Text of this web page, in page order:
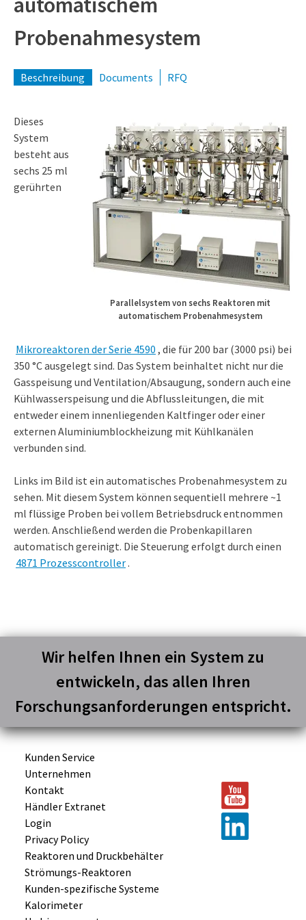
Probenahmesystem
Beschreibung Documents RFQ
Parallelsystem von sechs Reaktoren mit
automatischem Probenahmesystem
Dieses
System
besteht aus
sechs 25 ml
gerührten
Mikroreaktoren der Serie 4590 , die für 200 bar (3000 psi) bei
350 °C ausgelegt sind. Das System beinhaltet nicht nur die
Gasspeisung und Ventilation/Absaugung, sondern auch eine
Kühlwasserspeisung und die Abflussleitungen, die mit
entweder einem innenliegenden Kaltfinger oder einer
externen Aluminiumblockheizung mit Kühlkanälen
verbunden sind.
Links im Bild ist ein automatisches Probenahmesystem zu
sehen. Mit diesem System können sequentiell mehrere ~1
ml flüssige Proben bei vollem Betriebsdruck entnommen
werden. Anschließend werden die Probenkapillaren
automatisch gereinigt. Die Steuerung erfolgt durch einen
4871 Prozesscontroller.
Wir helfen Ihnen ein System zu
entwickeln, das allen Ihren
Forschungsanforderungen entspricht.
Kunden Service
Unternehmen
Kontakt
Händler Extranet
Login
Privacy Policy
Reaktoren und Druckbehälter
Strömungs-Reaktoren
Kunden-spezifische Systeme
Kalorimeter